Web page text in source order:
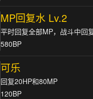
MP回复水 Lv.2
平时回复全部MP，战斗中回
580BP
可乐
回复20HP和80MP
120BP